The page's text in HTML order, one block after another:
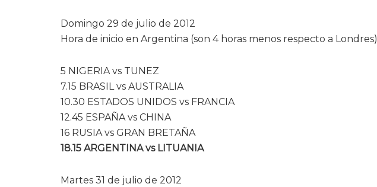
Domingo 29 de julio de 2012
Hora de inicio en Argentina (son 4 horas menos respecto a Londres)
5 NIGERIA vs TUNEZ
7.15 BRASIL vs AUSTRALIA
10.30 ESTADOS UNIDOS vs FRANCIA
12.45 ESPAÑA vs CHINA
16 RUSIA vs GRAN BRETAÑA
18.15 ARGENTINA vs LITUANIA
Martes 31 de julio de 2012